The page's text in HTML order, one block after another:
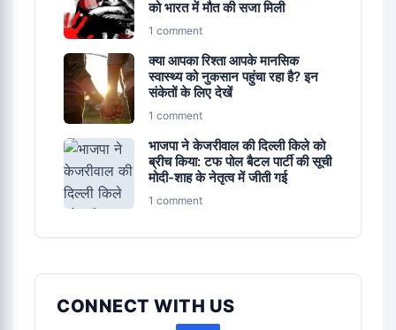
को भारत में मौत की सजा मिली
1 comment
क्या आपका रिश्ता आपके मानसिक
स्वास्थ्य को नुकसान पहुंचा रहा है? इन
संकेतों के लिए देखें
1 comment
भाजपा ने केजरीवाल की दिल्ली किले को
ब्रीच किया: टफ पोल बैटल पार्टी की सूची
मोदी-शाह के नेतृत्व में जीती गई
1 comment
CONNECT WITH US